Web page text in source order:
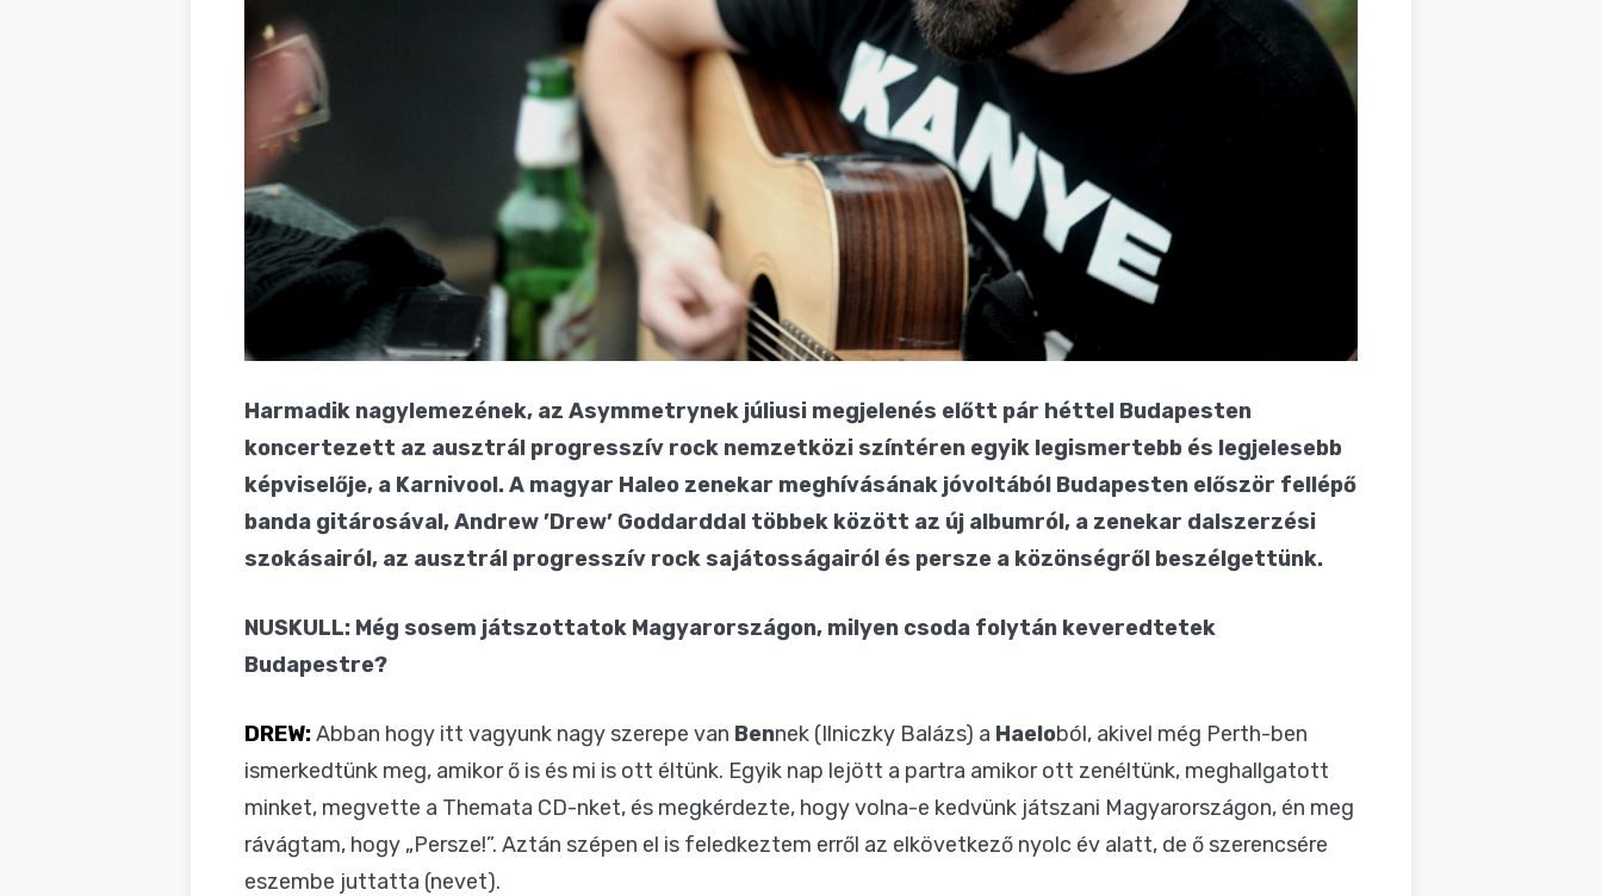
Harmadik nagylemezének, az Asymmetrynek júliusi megjelenés előtt pár héttel Budapesten
koncertezett az ausztrál progresszív rock nemzetközi színtéren egyik legismertebb és legjelesebb
képviselője, a Karnivool. A magyar Haleo zenekar meghívásának jóvoltából Budapesten először fellépő
banda gitárosával, Andrew ’Drew’ Goddarddal többek között az új albumról, a zenekar dalszerzési
szokásairól, az ausztrál progresszív rock sajátosságairól és persze a közönségről beszélgettünk.
NUSKULL: Még sosem játszottatok Magyarországon, milyen csoda folytán keveredtetek
Budapestre?
DREW:Abban hogy itt vagyunk nagy szerepe van Bennek (Ilniczky Balázs) a Haeloból, akivel még Perth-ben
ismerkedtünk meg, amikor ő is és mi is ott éltünk. Egyik nap lejött a partra amikor ott zenéltünk, meghallgatott
minket, megvette a Themata CD-nket, és megkérdezte, hogy volna-e kedvünk játszani Magyarországon, én meg
rávágtam, hogy „Persze!”. Aztán szépen el is feledkeztem erről az elkövetkező nyolc év alatt, de ő szerencsére
eszembe juttatta (nevet).